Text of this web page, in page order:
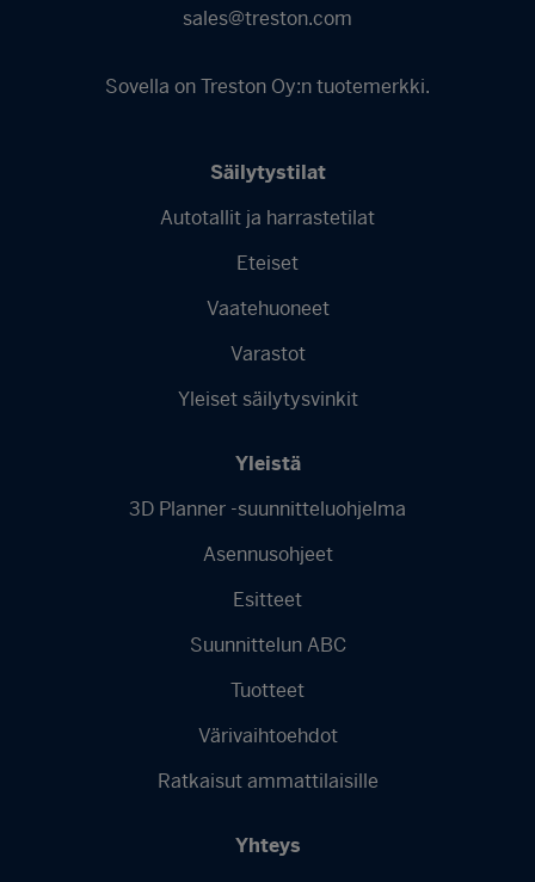
sales@treston.com
Sovella on Treston Oy:n tuotemerkki.
Säilytystilat
Autotallit ja harrastetilat
Eteiset
Vaatehuoneet
Varastot
Yleiset säilytysvinkit
Yleistä
3D Planner -suunnitteluohjelma
Asennusohjeet
Esitteet
Suunnittelun ABC
Tuotteet
Värivaihtoehdot
Ratkaisut ammattilaisille
Yhteys